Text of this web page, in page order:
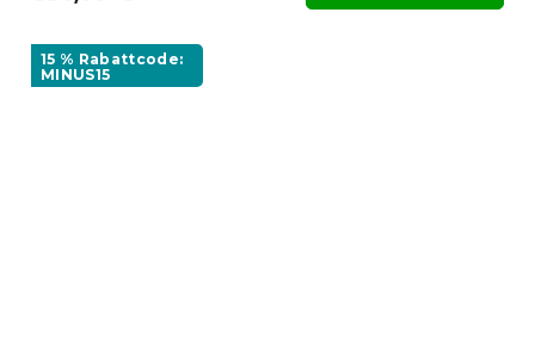
15 % Rabattcode:
MINUS15